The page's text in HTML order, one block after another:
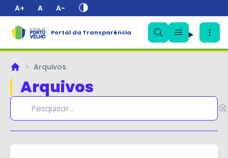
A+ A A-
Portal da Transparência
PrincipalArquivos
Arquivos
✕